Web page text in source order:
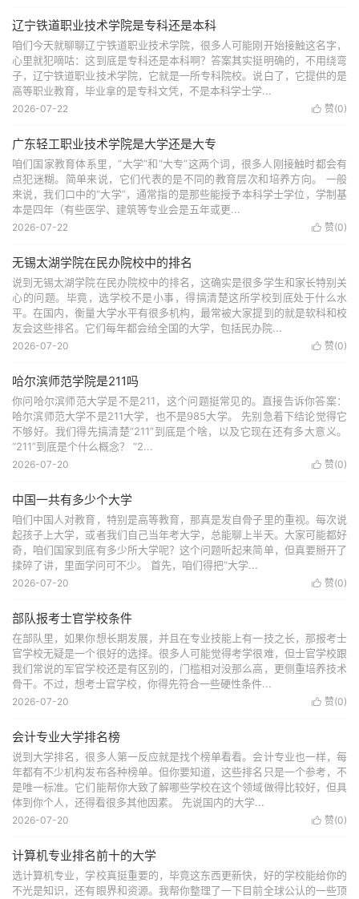
辽宁铁道职业技术学院是专科还是本科
咱们今天就聊聊辽宁铁道职业技术学院，很多人可能刚开始接触这名字，
心里就犯嘀咕：这到底是专科还是本科啊？答案其实挺明确的，不用绕弯
子，辽宁铁道职业技术学院，它就是一所专科院校。说白了，它提供的是
高等职业教育，毕业拿的是专科文凭，不是本科学士学...
 赞(0)
2026-07-22
广东轻工职业技术学院是大学还是大专
咱们国家教育体系里，“大学”和“大专”这两个词，很多人刚接触时都会有
点犯迷糊。简单来说，它们代表的是不同的教育层次和培养方向。 一般
来说，我们口中的“大学”，通常指的是那些能授予本科学士学位，学制基
本是四年（有些医学、建筑等专业会是五年或更...
 赞(0)
2026-07-22
无锡太湖学院在民办院校中的排名
说到无锡太湖学院在民办院校中的排名，这确实是很多学生和家长特别关
心的问题。毕竟，选学校不是小事，得搞清楚这所学校到底处于什么水
平。在国内，衡量大学水平有很多机构，最常被大家提到的就是软科和校
友会这些排名。它们每年都会给全国的大学，包括民办院...
 赞(0)
2026-07-20
哈尔滨师范学院是211吗
你问哈尔滨师范大学是不是211，这个问题挺常见的。直接告诉你答案：
哈尔滨师范大学不是211大学，也不是985大学。 先别急着下结论觉得它
不够好。我们得先搞清楚“211”到底是个啥，以及它现在还有多大意义。
“211”到底是个什么概念？ “2...
 赞(0)
2026-07-20
中国一共有多少个大学
咱们中国人对教育，特别是高等教育，那真是发自骨子里的重视。每次说
起孩子上大学，或者我们自己当年考大学，总能聊上半天。大家可能都好
奇，咱们国家到底有多少所大学呢？这个问题听起来简单，但真要掰开了
揉碎了讲，里面学问可不少。 首先，咱们得把“大学...
 赞(0)
2026-07-20
部队报考士官学校条件
在部队里，如果你想长期发展，并且在专业技能上有一技之长，那报考士
官学校无疑是一个很好的选择。很多人可能觉得考学很难，但士官学校跟
我们常说的军官学校还是有区别的，门槛相对没那么高，更侧重培养技术
骨干。不过，想考士官学校，你得先符合一些硬性条件...
 赞(0)
2026-07-20
会计专业大学排名榜
说到大学排名，很多人第一反应就是找个榜单看看。会计专业也一样，每
年都有不少机构发布各种榜单。但你要知道，这些排名只是一个参考，不
是唯一标准。它们能帮你大致了解哪些学校在这个领域做得比较好，但具
体到你个人，还得看很多其他因素。 先说国内的大学...
 赞(0)
2026-07-20
计算机专业排名前十的大学
选计算机专业，学校真挺重要的，毕竟这东西更新快，好的学校能给你的
不光是知识，还有眼界和资源。我帮你整理了一下目前全球公认的一些顶